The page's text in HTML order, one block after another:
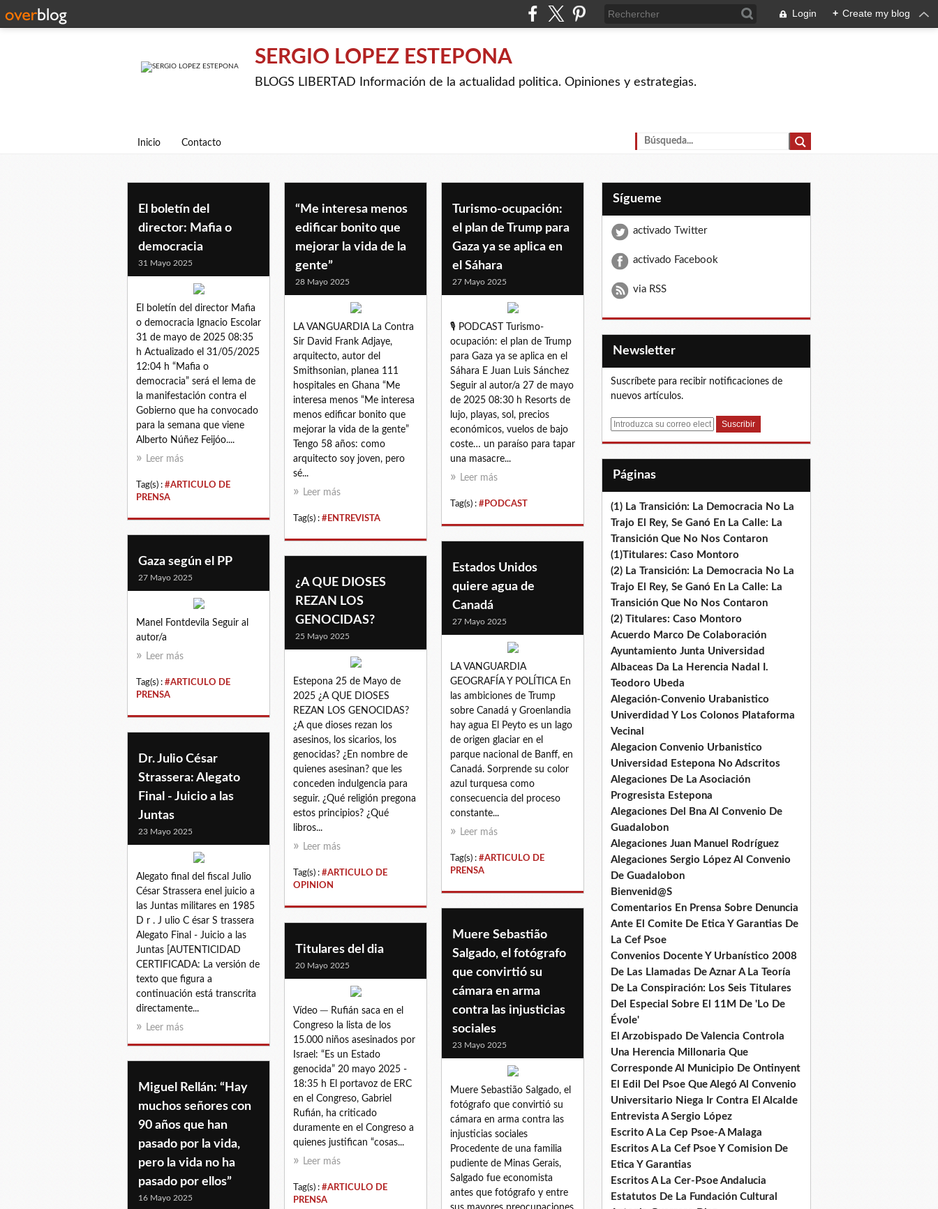
Login + Create my blog
SERGIO LOPEZ ESTEPONA
BLOGS LIBERTAD Información de la actualidad politica. Opiniones y estrategias.
Inicio Contacto
El boletín del
director: Mafia o
democracia
31 Mayo 2025
El boletín del director Mafia
o democracia Ignacio Escolar
31 de mayo de 2025 08:35
h Actualizado el 31/05/2025
12:04 h “Mafia o
democracia” será el lema de
la manifestación contra el
Gobierno que ha convocado
para la semana que viene
Alberto Núñez Feijóo....
Leer más
Tag(s) : #ARTICULO DE
PRENSA
“Me interesa menos
edificar bonito que
mejorar la vida de la
gente”
28 Mayo 2025
LA VANGUARDIA La Contra
Sir David Frank Adjaye,
arquitecto, autor del
Smithsonian, planea 111
hospitales en Ghana “Me
interesa menos “Me interesa
menos edificar bonito que
mejorar la vida de la gente”
Tengo 58 años: como
arquitecto soy joven, pero
sé...
Leer más
Tag(s) : #ENTREVISTA
Turismo-ocupación:
el plan de Trump para
Gaza ya se aplica en
el Sáhara
27 Mayo 2025
🎙 PODCAST Turismo-
ocupación: el plan de Trump
para Gaza ya se aplica en el
Sáhara E Juan Luis Sánchez
Seguir al autor/a 27 de mayo
de 2025 08:30 h Resorts de
lujo, playas, sol, precios
económicos, vuelos de bajo
coste… un paraíso para tapar
una masacre...
Leer más
Tag(s) : #PODCAST
Gaza según el PP
27 Mayo 2025
Manel Fontdevila Seguir al
autor/a
Leer más
Tag(s) : #ARTICULO DE
PRENSA
Estados Unidos
quiere agua de
Canadá
27 Mayo 2025
LA VANGUARDIA
GEOGRAFÍA Y POLÍTICA En
las ambiciones de Trump
sobre Canadá y Groenlandia
hay agua El Peyto es un lago
de origen glaciar en el
parque nacional de Banff, en
Canadá. Sorprende su color
azul turquesa como
consecuencia del proceso
constante...
Leer más
Tag(s) : #ARTICULO DE
PRENSA
¿A QUE DIOSES
REZAN LOS
GENOCIDAS?
25 Mayo 2025
Estepona 25 de Mayo de
2025 ¿A QUE DIOSES
REZAN LOS GENOCIDAS?
¿A que dioses rezan los
asesinos, los sicarios, los
genocidas? ¿En nombre de
quienes asesinan? que les
conceden indulgencia para
seguir. ¿Qué religión pregona
estos principios? ¿Qué
libros...
Leer más
Tag(s) : #ARTICULO DE
OPINION
Dr. Julio César
Strassera: Alegato
Final - Juicio a las
Juntas
23 Mayo 2025
Alegato final del fiscal Julio
César Strassera enel juicio a
las Juntas militares en 1985
D r . J ulio C ésar S trassera
Alegato Final - Juicio a las
Juntas [AUTENTICIDAD
CERTIFICADA: La versión de
texto que figura a
continuación está transcrita
directamente...
Leer más
Muere Sebastião
Salgado, el fotógrafo
que convirtió su
cámara en arma
contra las injusticias
sociales
23 Mayo 2025
Muere Sebastião Salgado, el
fotógrafo que convirtió su
cámara en arma contra las
injusticias sociales
Procedente de una familia
pudiente de Minas Gerais,
Salgado fue economista
antes que fotógrafo y entre
Titulares del dia
20 Mayo 2025
Vídeo ─ Rufián saca en el
Congreso la lista de los
15.000 niños asesinados por
Israel: “Es un Estado
genocida” 20 mayo 2025 -
18:35 h El portavoz de ERC
en el Congreso, Gabriel
Rufián, ha criticado
duramente en el Congreso a
quienes justifican “cosas...
Leer más
Tag(s) : #ARTICULO DE
PRENSA
Miguel Rellán: “Hay
muchos señores con
90 años que han
pasado por la vida,
pero la vida no ha
pasado por ellos”
16 Mayo 2025
Sígueme
activado Twitter
activado Facebook
via RSS
Newsletter
Suscríbete para recibir notificaciones de
nuevos artículos.
E
Páginas
(1) La Transición: La Democracia No La
Trajo El Rey, Se Ganó En La Calle: La
Transición Que No Nos Contaron
(1)Titulares: Caso Montoro
(2) La Transición: La Democracia No La
Trajo El Rey, Se Ganó En La Calle: La
Transición Que No Nos Contaron
(2) Titulares: Caso Montoro
Acuerdo Marco De Colaboración
Ayuntamiento Junta Universidad
Albaceas Da La Herencia Nadal I.
Teodoro Ubeda
Alegación-Convenio Urabanistico
Univerdidad Y Los Colonos Plataforma
Vecinal
Alegacion Convenio Urbanistico
Universidad Estepona No Adscritos
Alegaciones De La Asociación
Progresista Estepona
Alegaciones Del Bna Al Convenio De
Guadalobon
Alegaciones Juan Manuel Rodríguez
Alegaciones Sergio López Al Convenio
De Guadalobon
Bienvenid@S
Comentarios En Prensa Sobre Denuncia
Ante El Comite De Etica Y Garantias De
La Cef Psoe
Convenios Docente Y Urbanístico 2008
De Las Llamadas De Aznar A La Teoría
De La Conspiración: Los Seis Titulares
Del Especial Sobre El 11M De 'Lo De
Évole'
El Arzobispado De Valencia Controla
Una Herencia Millonaria Que
Corresponde Al Municipio De Ontinyent
El Edil Del Psoe Que Alegó Al Convenio
Universitario Niega Ir Contra El Alcalde
Entrevista A Sergio López
Escrito A La Cep Psoe-A Malaga
Escritos A La Cef Psoe Y Comision De
Etica Y Garantias
Escritos A La Cer-Psoe Andalucia
Estatutos De La Fundación Cultural